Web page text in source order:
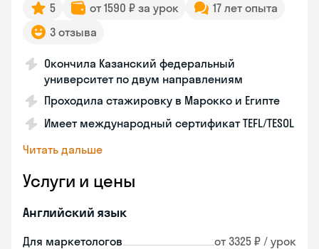
5 от 1590 ₽ за урок
17 лет опыта
3 отзыва
Окончила Казанский федеральный
университет по двум направлениям
Проходила стажировку в Марокко и Египте
Имеет международный сертификат TEFL/TESOL
Читать дальше
Услуги и цены
Английский язык
Для маркетологов от 3325 ₽ / урок